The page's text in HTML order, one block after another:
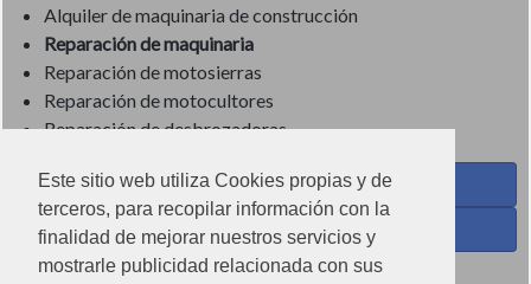
Este sitio web utiliza Cookies propias y de
terceros, para recopilar información con la
finalidad de mejorar nuestros servicios y
mostrarle publicidad relacionada con sus
Alquiler de maquinaria de construcción
Reparación de maquinaria
Reparación de motosierras
Reparación de motocultores
Reparación de desbrozadoras
Coses de Cuina - Menaje y hogar en Facebook
Ferreteria Torrandell en Facebook
Coses de Cuina en Instagram